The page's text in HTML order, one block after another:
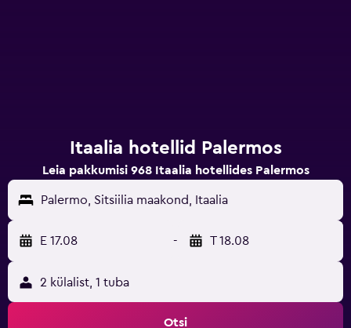
Itaalia hotellid Palermos
Leia pakkumisi 968 Itaalia hotellides Palermos
Palermo, Sitsiilia maakond, Itaalia
E 17.08 - T 18.08
2 külalist, 1 tuba
Otsi